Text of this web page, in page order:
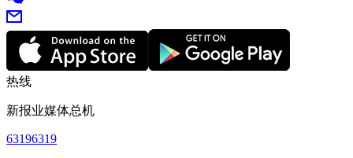
热线
新报业媒体总机
63196319